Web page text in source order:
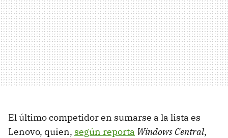
El último competidor en sumarse a la lista es
Lenovo, quien, según reporta Windows Central,